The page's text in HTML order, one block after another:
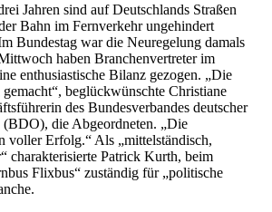
Jahren sind auf Deutschlands Straßen
Bahn im Fernverkehr ungehindert
Bundestag war die Neuregelung damals
haben Branchenvertreter im
enthusiastische Bilanz gezogen. „Die
beglückwünschte Christiane
des Bundesverbandes deutscher
(BDO), die Abgeordneten. „Die
voller Erfolg.“ Als „mittelständisch,
charakterisierte Patrick Kurth, beim
Flixbus“ zuständig für „politische